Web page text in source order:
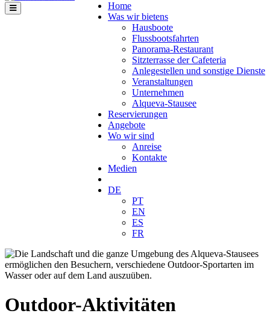
Home
Was wir bietens
Hausboote
Flussbootsfahrten
Panorama-Restaurant
Sitzterrasse der Cafeteria
Anlegestellen und sonstige Dienste
Veranstaltungen
Unternehmen
Alqueva-Stausee
Reservierungen
Angebote
Wo wir sind
Anreise
Kontakte
Medien
DE
PT
EN
ES
FR
Outdoor-Aktivitäten